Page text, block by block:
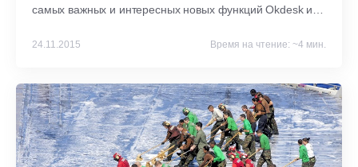
самых важных и интересных новых функций Okdesk из
с ними знакомиться :)
24.11.2015 Время на чтение: ~4 мин.